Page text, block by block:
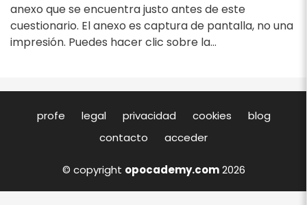
anexo que se encuentra justo antes de este
cuestionario. El anexo es captura de pantalla, no una
impresión. Puedes hacer clic sobre la...
profe legal privacidad cookies
blog
contacto
acceder
© copyright opocademy.com2026